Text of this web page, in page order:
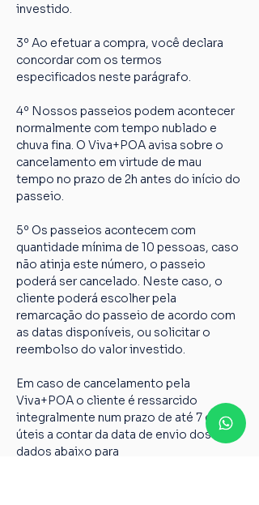
investido.
3º Ao efetuar a compra, você declara
concordar com os termos
especificados neste parágrafo.
4º Nossos passeios podem acontecer
normalmente com tempo nublado e
chuva fina. O Viva+POA avisa sobre o
cancelamento em virtude de mau
tempo no prazo de 2h antes do início do
passeio.
5º Os passeios acontecem com
quantidade mínima de 10 pessoas, caso
não atinja este número, o passeio
poderá ser cancelado. Neste caso, o
cliente poderá escolher pela
remarcação do passeio de acordo com
as datas disponíveis, ou solicitar o
reembolso do valor investido.
Em caso de cancelamento pela
Viva+POA o cliente é ressarcido
integralmente num prazo de até 7 dias
úteis a contar da data de envio dos
dados abaixo para